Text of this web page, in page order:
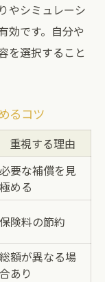
やシミュレーシ
効です。自分や
を選択すること
るコツ
重視する理由
必要な補償を見
極める
保険料の節約
総額が異なる場
合あり